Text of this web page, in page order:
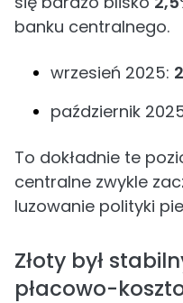
banku centralnego.
wrzesień 2025:
październik
To dokładnie te
centralne zwykle
luzowanie polityki
Złoty był
płacowo-